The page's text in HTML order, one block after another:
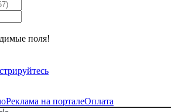
поля!
Реклама на порталеОплата